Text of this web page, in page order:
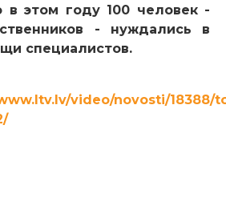
в этом году 100 человек -
- нуждались в
специалистов.
video/novosti/18388/